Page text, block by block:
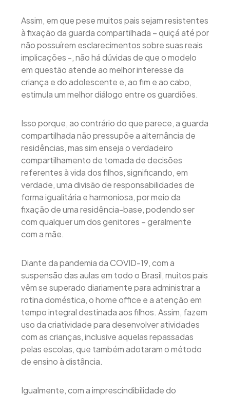
Assim, em que pese muitos pais sejam resistentes
à fixação da guarda compartilhada – quiçá até por
não possuírem esclarecimentos sobre suas reais
implicações -, não há dúvidas de que o modelo
em questão atende ao melhor interesse da
criança e do adolescente e, ao fim e ao cabo,
estimula um melhor diálogo entre os guardiões.
Isso porque, ao contrário do que parece, a guarda
compartilhada não pressupõe a alternância de
residências, mas sim enseja o verdadeiro
compartilhamento de tomada de decisões
referentes à vida dos filhos, significando, em
verdade, uma divisão de responsabilidades de
forma igualitária e harmoniosa, por meio da
fixação de uma residência-base, podendo ser
com qualquer um dos genitores – geralmente
com a mãe.
Diante da pandemia da COVID-19, com a
suspensão das aulas em todo o Brasil, muitos pais
vêm se superado diariamente para administrar a
rotina doméstica, o home office e a atenção em
tempo integral destinada aos filhos. Assim, fazem
uso da criatividade para desenvolver atividades
com as crianças, inclusive aquelas repassadas
pelas escolas, que também adotaram o método
de ensino à distância.
Igualmente, com a imprescindibilidade do